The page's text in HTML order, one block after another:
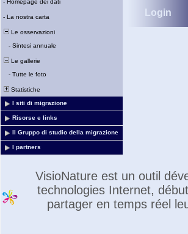
- Homepage dei dati
- La nostra carta
Le osservazioni
- Sintesi annuale
Le gallerie
- Tutte le foto
Statistiche
I siti di migrazione
Risorse e links
Il Gruppo di studio della migrazione
I partners
Login
VisioNature est un outil
technologies Internet,
partager en temps réel